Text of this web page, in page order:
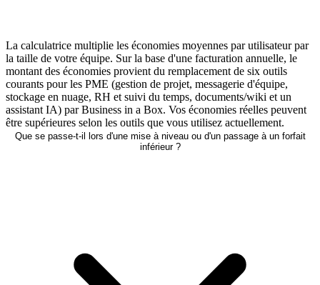
La calculatrice multiplie les économies moyennes par utilisateur par
la taille de votre équipe. Sur la base d'une facturation annuelle, le
montant des économies provient du remplacement de six outils
courants pour les PME (gestion de projet, messagerie d'équipe,
stockage en nuage, RH et suivi du temps, documents/wiki et un
assistant IA) par Business in a Box. Vos économies réelles peuvent
être supérieures selon les outils que vous utilisez actuellement.
Que se passe-t-il lors d'une mise à niveau ou d'un passage à un forfait
inférieur ?